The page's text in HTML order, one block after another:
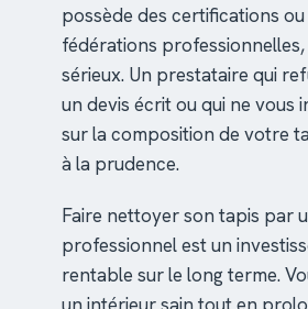
possède des certifications
fédérations professionnelles,
sérieux. Un prestataire qui
un devis écrit ou qui ne vous
sur la composition de votre
à la prudence.
Faire nettoyer son tapis par
professionnel est un
rentable sur le long terme.